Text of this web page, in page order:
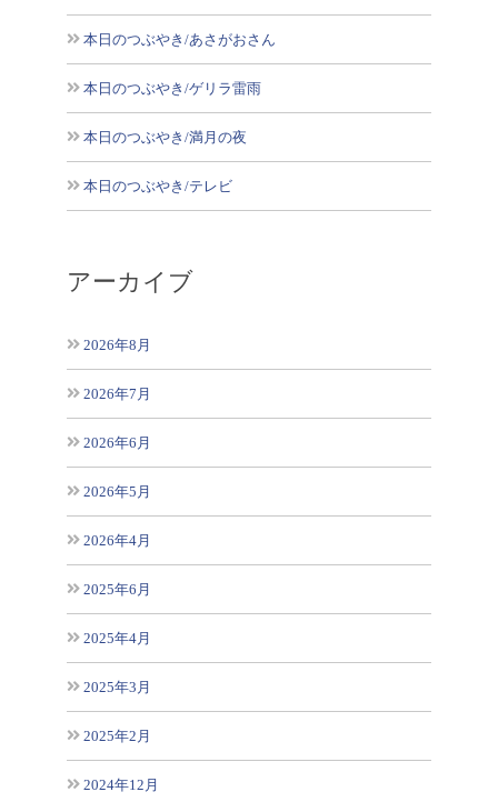
本日のつぶやき/あさがおさん
本日のつぶやき/ゲリラ雷雨
本日のつぶやき/満月の夜
本日のつぶやき/テレビ
アーカイブ
2026年8月
2026年7月
2026年6月
2026年5月
2026年4月
2025年6月
2025年4月
2025年3月
2025年2月
2024年12月